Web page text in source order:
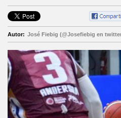
Autor: José Fiebig (@Josefiebig en